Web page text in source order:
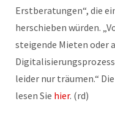
Erstberatungen“, die
herschieben würden.
steigende Mieten oder
leider nur träumen.“
lesen Sie hier. (rd)